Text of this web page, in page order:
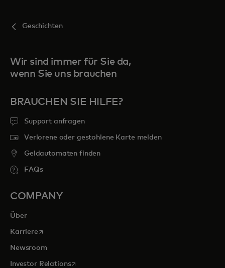
Geschichten
Wir sind immer für Sie da,
wenn Sie uns brauchen
BRAUCHEN SIE HILFE?
Support anfragen
Verlorene oder gestohlene Karte melden
Geldautomaten finden
FAQs
COMPANY
Über
Karrierewird in einer neuen Registerkarte geöffnet
Newsroom
Investor Relationswird in einer neuen Registerkarte geöffnet